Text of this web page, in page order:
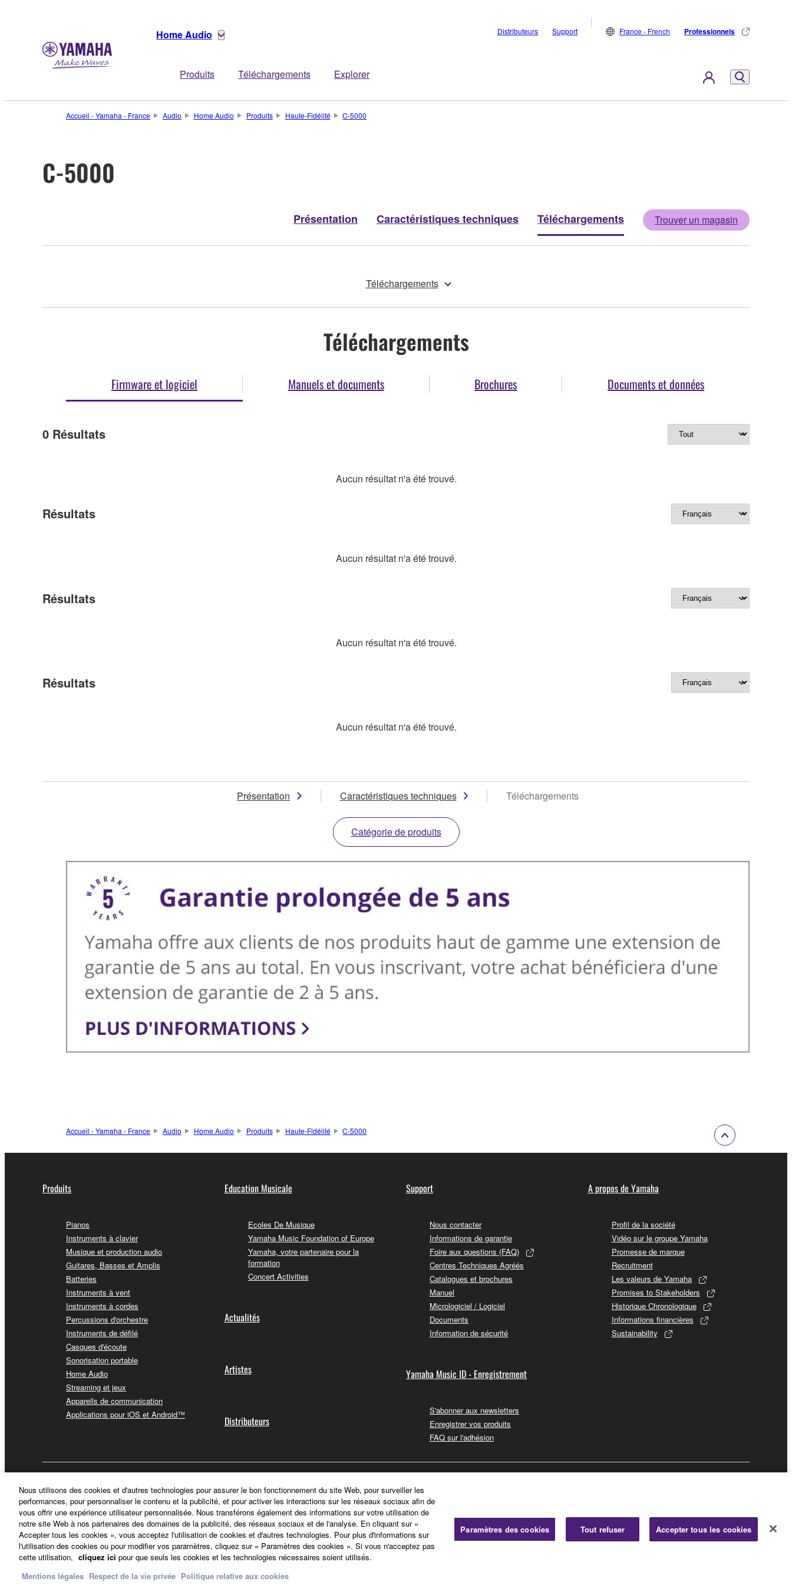
Home Audio
Produits Téléchargements Explorer
Distributeurs Support France - French Professionnels
Accueil - Yamaha - France Audio Home Audio Produits Haute-Fidélité C-5000
C-5000
Présentation Caractéristiques techniques Téléchargements Trouver un magasin
Téléchargements
Téléchargements
Firmware et logiciel Manuels et documents Brochures Documents et données
0 Résultats
Aucun résultat n'a été trouvé.
Résultats
Aucun résultat n'a été trouvé.
Résultats
Aucun résultat n'a été trouvé.
Résultats
Aucun résultat n'a été trouvé.
Présentation Caractéristiques techniques Téléchargements
Catégorie de produits
Accueil - Yamaha - France Audio Home Audio Produits Haute-Fidélité C-5000
Produits
Pianos
Instruments à clavier
Musique et production audio
Guitares, Basses et Amplis
Batteries
Instruments à vent
Instruments à cordes
Percussions d'orchestre
Instruments de défilé
Casques d'écoute
Sonorisation portable
Home Audio
Streaming et jeux
Appareils de communication
Applications pour iOS et Android™
Education Musicale
Ecoles De Musique
Yamaha Music Foundation of Europe
Yamaha, votre partenaire pour la
formation
Concert Activities
Actualités
Artistes
Distributeurs
Support
Nous contacter
Informations de garantie
Foire aux questions (FAQ)
Centres Techniques Agréés
Catalogues et brochures
Manuel
Micrologiciel / Logiciel
Documents
Information de sécurité
Yamaha Music ID - Enregistrement
S'abonner aux newsletters
Enregistrer vos produits
FAQ sur l'adhésion
A propos de Yamaha
Profil de la société
Vidéo sur le groupe Yamaha
Promesse de marque
Recruitment
Les valeurs de Yamaha
Promises to Stakeholders
Historique Chronologique
Informations financières
Sustainability
Nous utilisons des cookies et d'autres technologies pour assurer le bon fonctionnement du site Web, pour surveiller les
performances, pour personnaliser le contenu et la publicité, et pour activer les interactions sur les réseaux sociaux afin de
vous offrir une expérience utilisateur personnalisée. Nous transférons également des informations sur votre utilisation de
notre site Web à nos partenaires des domaines de la publicité, des réseaux sociaux et de l'analyse. En cliquant sur «
Accepter tous les cookies », vous acceptez l'utilisation de cookies et d'autres technologies. Pour plus d'informations sur
l'utilisation des cookies ou pour modifier vos paramètres, cliquez sur « Paramètres des cookies ». Si vous n'acceptez pas
cette utilisation, cliquez ici pour que seuls les cookies et les technologies nécessaires soient utilisés.
Mentions légales Respect de la vie privée Politique relative aux cookies
Paramètres des cookies Tout refuser Accepter tous les cookies